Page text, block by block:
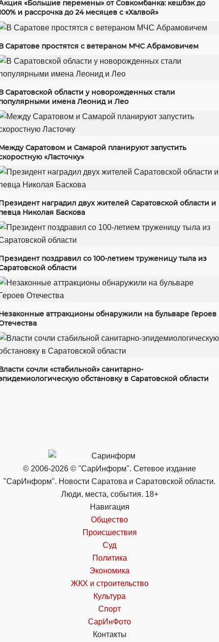
«Большие перемены» от Совкомбанка: кешбэк до
и рассрочка до 24 месяцев с «Халвой»
Саратове простятся с ветераном МЧС Абрамовичем
Саратовской области у новорожденных стали
имена Леонид и Лео
Саратовом и Самарой планируют запустить
«Ласточку»
наградил двух жителей Саратовской области и
Николая Баскова
поздравил со 100-летием труженицу тыла из
области
аттракционы обнаружили на бульваре Героев
сочли «стабильной» санитарно-
обстановку в Саратовской области
© 2006-2026 © "СарИнформ". Сетевое издание
"СарИнформ". Новости Саратова и Саратовской области.
Люди, места, события. 18+
Навигация
Общество
Происшествия
Суд
Политика
Экономика
ЖКХ и строительство
Культура
Спорт
СарИнФото
Контакты